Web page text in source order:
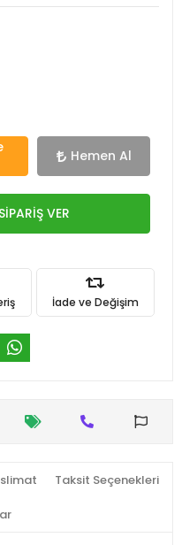
Hemen Al
VER
İade ve Değişim
Taksit Seçenekleri